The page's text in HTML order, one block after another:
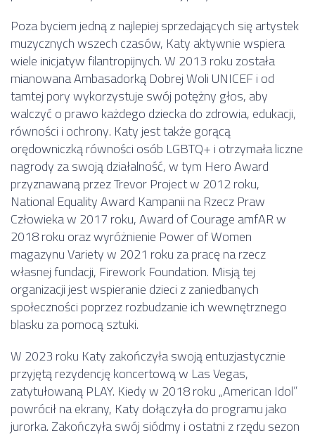
Poza byciem jedną z najlepiej sprzedających się artystek
muzycznych wszech czasów, Katy aktywnie wspiera
wiele inicjatyw filantropijnych. W 2013 roku została
mianowana Ambasadorką Dobrej Woli UNICEF i od
tamtej pory wykorzystuje swój potężny głos, aby
walczyć o prawo każdego dziecka do zdrowia, edukacji,
równości i ochrony. Katy jest także gorącą
orędowniczką równości osób LGBTQ+ i otrzymała liczne
nagrody za swoją działalność, w tym Hero Award
przyznawaną przez Trevor Project w 2012 roku,
National Equality Award Kampanii na Rzecz Praw
Człowieka w 2017 roku, Award of Courage amfAR w
2018 roku oraz wyróżnienie Power of Women
magazynu Variety w 2021 roku za pracę na rzecz
własnej fundacji, Firework Foundation. Misją tej
organizacji jest wspieranie dzieci z zaniedbanych
społeczności poprzez rozbudzanie ich wewnętrznego
blasku za pomocą sztuki.
W 2023 roku Katy zakończyła swoją entuzjastycznie
przyjętą rezydencję koncertową w Las Vegas,
zatytułowaną PLAY. Kiedy w 2018 roku „American Idol”
powrócił na ekrany, Katy dołączyła do programu jako
jurorka. Zakończyła swój siódmy i ostatni z rzędu sezon